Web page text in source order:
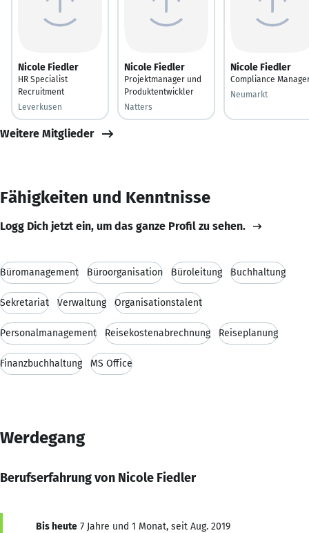
Nicole Fiedler
HR Specialist
Recruitment
Leverkusen
Nicole Fiedler
Projektmanager und
Produktentwickler
Natters
Nicole Fiedler
Compliance
Neumarkt
Weitere Mitglieder
Fähigkeiten und Kenntnisse
Logg Dich jetzt ein, um das ganze Profil zu sehen.
Büromanagement Büroorganisation Büroleitung Buchhaltung
Sekretariat Verwaltung Organisationstalent
Personalmanagement Reisekostenabrechnung Reiseplanung
Finanzbuchhaltung MS Office
Werdegang
Berufserfahrung von Nicole Fiedler
Bis heute 7 Jahre und 1 Monat, seit Aug. 2019